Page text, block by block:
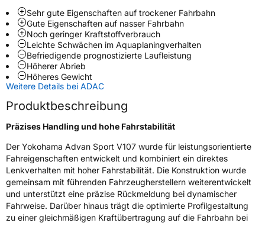
Effizienz
NasshaftungA
Rollgeräusch (Klasse) B
Rollgeräusch (dB) 73
FahrzeugklasseC1
EPREL ID1938142
Allgemeine Produktsicherheit (GPSR)
HerstellerkontaktYokohama Europe GmbH, Monschauer Str.
12 40549 Düsseldorf, Deutschland,
Sehr gute Eigenschaften auf trockener Fahrbahn
Gute Eigenschaften auf nasser Fahrbahn
Noch geringer Kraftstoffverbrauch
Leichte Schwächen im Aquaplaningverhalten
Befriedigende prognostizierte Laufleistung
Höherer Abrieb
Höheres Gewicht
Weitere Details bei ADAC
Produktbeschreibung
Präzises Handling und hohe Fahrstabilität
Der Yokohama Advan Sport V107 wurde für leistungsorientierte
Fahreigenschaften entwickelt und kombiniert ein direktes
Lenkverhalten mit hoher Fahrstabilität. Die Konstruktion wurde
gemeinsam mit führenden Fahrzeugherstellern weiterentwickelt
und unterstützt eine präzise Rückmeldung bei dynamischer
Fahrweise. Darüber hinaus trägt die optimierte Profilgestaltung
zu einer gleichmäßigen Kraftübertragung auf die Fahrbahn bei